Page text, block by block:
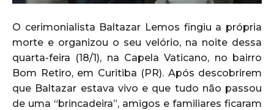
O cerimonialista Baltazar Lemos fingiu a própria
morte e organizou o seu velório, na noite dessa
quarta-feira (18/1), na Capela Vaticano, no bairro
Bom Retiro, em Curitiba (PR). Após descobrirem
que Baltazar estava vivo e que tudo não passou
de uma “brincadeira”, amigos e familiares ficaram